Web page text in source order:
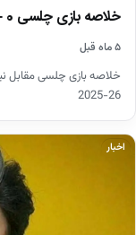
خلاصه بازی چلسی 0 – 1 نیوکسل (لیگ برتر انگلیس)
۵ ماه قبل
خلاصه بازی چلسی مقابل
26-2025
اخبار